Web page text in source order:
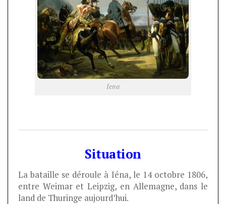
Iena
Situation
La bataille se déroule à Iéna, le 14 octobre 1806,
entre Weimar et Leipzig, en Allemagne, dans le
land de Thuringe aujourd’hui.